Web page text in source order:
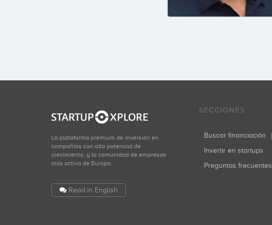
La plataforma premium de inversión en
compañías con alto potencial de
crecimiento, y la comunidad de empresas
más activa de Europa.
Read in English
SECCIONES
Buscar financiación
Invertir en startups
Preguntas frecuentes